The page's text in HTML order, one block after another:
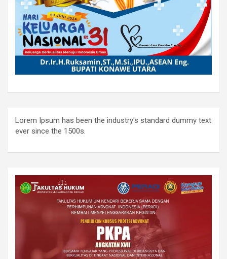
Lorem Ipsum has been the industry's standard dummy text
ever since the 1500s.